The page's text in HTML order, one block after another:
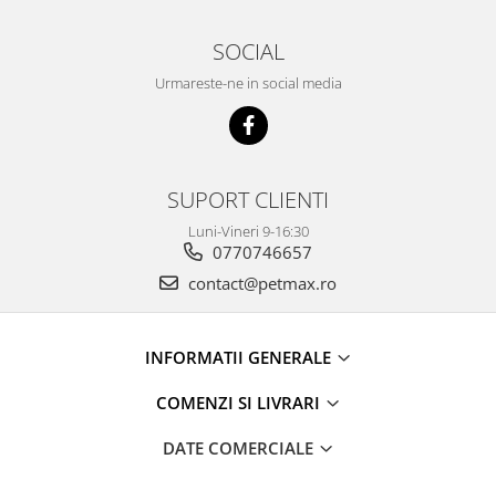
SOCIAL
Urmareste-ne in social media
SUPORT CLIENTI
Luni-Vineri 9-16:30
0770746657
contact@petmax.ro
INFORMATII GENERALE
COMENZI SI LIVRARI
DATE COMERCIALE